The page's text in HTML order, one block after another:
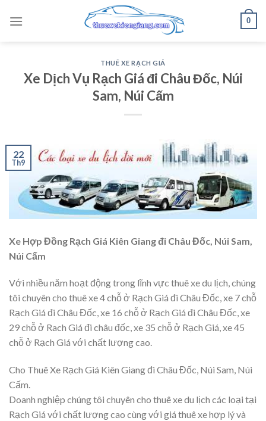
0
THUÊ XE RẠCH GIÁ
Xe Dịch Vụ Rạch Giá đi Châu Đốc, Núi
Sam, Núi Cấm
22
Th9
Xe Hợp Đồng Rạch Giá Kiên Giang đi Châu Đốc, Núi Sam,
Núi Cấm
Với nhiều năm hoạt động trong lĩnh vực thuê xe du lịch, chúng
tôi chuyên cho thuê xe 4 chỗ ở Rạch Giá đi Châu Đốc, xe 7 chỗ
Rạch Giá đi Châu Đốc, xe 16 chỗ ở Rạch Giá đi Châu Đốc, xe
29 chỗ ở Rach Giá đi châu đốc, xe 35 chỗ ở Rạch Giá, xe 45
chỗ ở Rạch Giá với chất lượng cao.
Cho Thuê Xe Rạch Giá Kiên Giang đi Châu Đốc, Núi Sam, Núi
Cấm.
Doanh nghiệp chúng tôi chuyên cho thuê xe du lịch các loại tại
Rạch Giá với chất lượng cao cùng với giá thuê xe hợp lý và